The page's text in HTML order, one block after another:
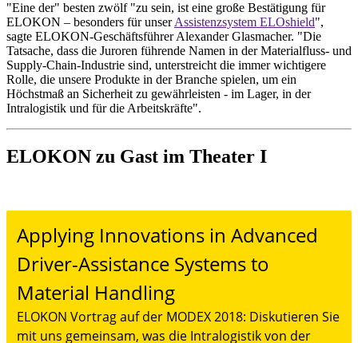
"Eine der" besten zwölf "zu sein, ist eine große Bestätigung für
ELOKON – besonders für unserAssistenzsystem ELOshield",
sagte ELOKON-Geschäftsführer Alexander Glasmacher. "Die
Tatsache, dass die Juroren führende Namen in der Materialfluss- und
Supply-Chain-Industrie sind, unterstreicht die immer wichtigere
Rolle, die unsere Produkte in der Branche spielen, um ein
Höchstmaß an Sicherheit zu gewährleisten - im Lager, in der
Intralogistik und für die Arbeitskräfte".
ELOKON zu Gast im Theater I
Applying Innovations in Advanced
Driver-Assistance Systems to
Material Handling
ELOKON Vortrag auf der MODEX 2018: Diskutieren Sie
mit uns gemeinsam, was die Intralogistik von der